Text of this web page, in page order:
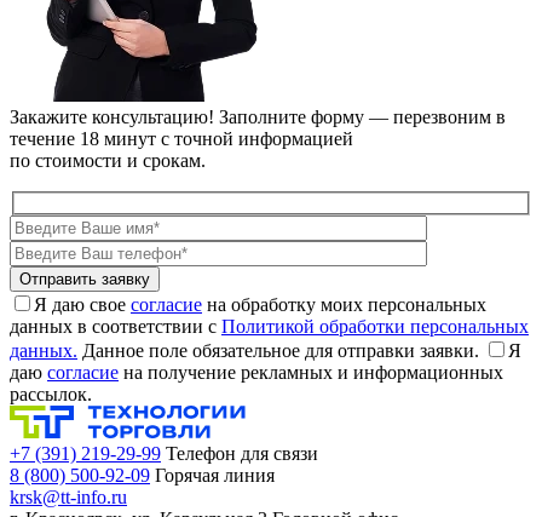
Закажите консультацию! Заполните форму — перезвоним в
течение 18 минут с точной информацией
по стоимости и срокам.
Я даю свое согласие на обработку моих персональных
данных в соответствии с Политикой обработки персональных
данных. Данное поле обязательное для отправки заявки.
Я
даю согласие на получение рекламных и информационных
рассылок.
+7 (391) 219-29-99 Телефон для связи
8 (800) 500-92-09 Горячая линия
krsk@tt-info.ru